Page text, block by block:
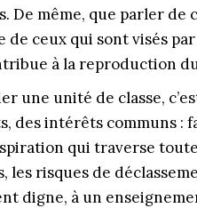
De même, que parler de
de ceux qui sont visés
à la reproduction
une unité de classe,
des intérêts communs :
qui traverse
les risques de
digne, à un